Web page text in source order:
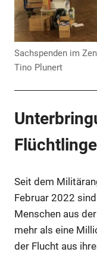
Sachspenden im
Tino Plunert
Seit dem
Februar 2022
Menschen aus
mehr als eine
der Flucht aus